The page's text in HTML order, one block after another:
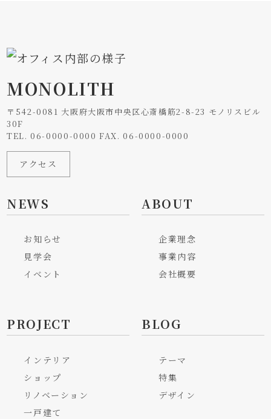
MONOLITH
〒542-0081 大阪府大阪市中央区心斎橋筋2-8-23 モノリスビル
30F
TEL. 06-0000-0000 FAX. 06-0000-0000
アクセス
NEWS
お知らせ
見学会
イベント
ABOUT
企業理念
事業内容
会社概要
PROJECT
インテリア
ショップ
リノベーション
一戸建て
BLOG
テーマ
特集
デザイン